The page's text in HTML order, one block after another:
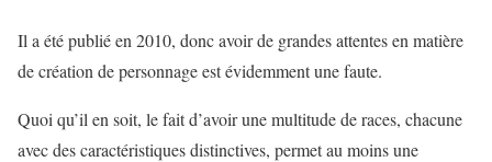
Il a été publié en 2010, donc avoir de grandes attentes en matière
de création de personnage est évidemment une faute.
Quoi qu’il en soit, le fait d’avoir une multitude de races, chacune
avec des caractéristiques distinctives, permet au moins une